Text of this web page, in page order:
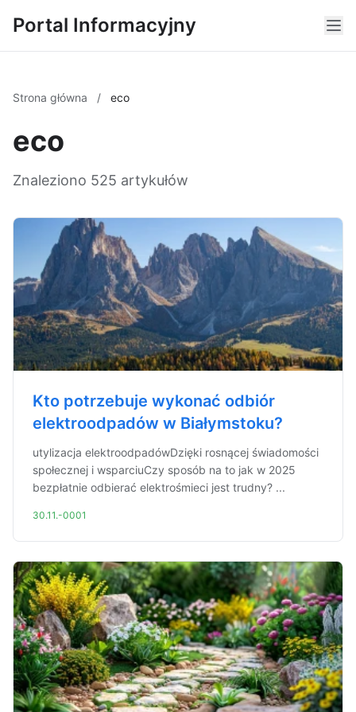
Portal Informacyjny
Strona główna / eco
eco
Znaleziono 525 artykułów
Kto potrzebuje wykonać odbiór
elektroodpadów w Białymstoku?
utylizacja elektroodpadówDzięki rosnącej świadomości
społecznej i wsparciuCzy sposób na to jak w 2025
bezpłatnie odbierać elektrośmieci jest trudny? ...
30.11.-0001